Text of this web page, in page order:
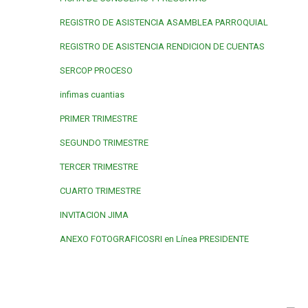
REGISTRO DE ASISTENCIA ASAMBLEA PARROQUIAL
REGISTRO DE ASISTENCIA RENDICION DE CUENTAS
SERCOP PROCESO
infimas cuantias
PRIMER TRIMESTRE
SEGUNDO TRIMESTRE
TERCER TRIMESTRE
CUARTO TRIMESTRE
INVITACION JIMA
ANEXO FOTOGRAFICOSRI en Línea PRESIDENTE